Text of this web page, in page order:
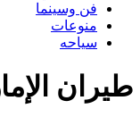
فن وسينما
منوعات
سياحه
طيران